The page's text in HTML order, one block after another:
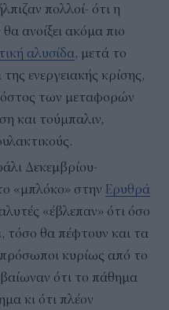
πολλοί- ότι η
θα ανοίξει ακόμα πιο
αλυσίδα, μετά το
ενεργειακής κρίσης,
των μεταφορών
και τούμπαλιν,
Δεκεμβρίου-
«μπλόκο» στην Ερυθρά
«έβλεπαν» ότι όσο
τόσο θα πέφτουν και τα
κυρίως από το
ότι το πάθημα
κι ότι πλέον